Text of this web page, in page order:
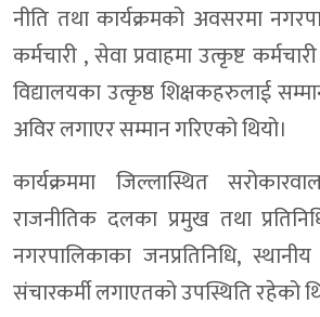
डोल्पामा प्रजनन स्वास्थ्य
डाेल्पा मुड्ड्केचुला गाउँपालिकाकाे
डोल्पामा सञ्चार तथा पैरवी कार्यक्रम
उत्पादनले तीन महिना पनि नधान्ने
डाेल्पामा २४ घण्टापछि बेवारिसे
डाेल्पामा मोटरसाइकल दुर्घटना :
समावेशी विकासलाई संस्थागत गर्दै
नीति तथा कार्यक्रमको अवसरमा
कर्मचारी , सेवा प्रवाहमा उत्कृष्ट
विद्यालयका उत्कृष्ठ शिक्षकहरुलाई
अविर लगाएर सम्मान गरिएको थियो।
कार्यक्रममा जिल्लास्थित
राजनीतिक दलका प्रमुख तथा
नगरपालिकाका जनप्रतिनिधि,
संचारकर्मी लगाएतको उपस्थिति रहेको